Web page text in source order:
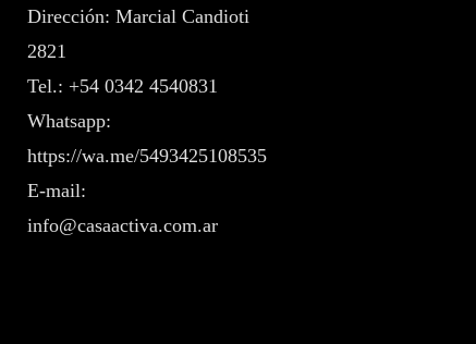
Dirección: Marcial Candioti
2821
Tel.: +54 0342 4540831
Whatsapp:
https://wa.me/5493425108535
E-mail:
info@casaactiva.com.ar